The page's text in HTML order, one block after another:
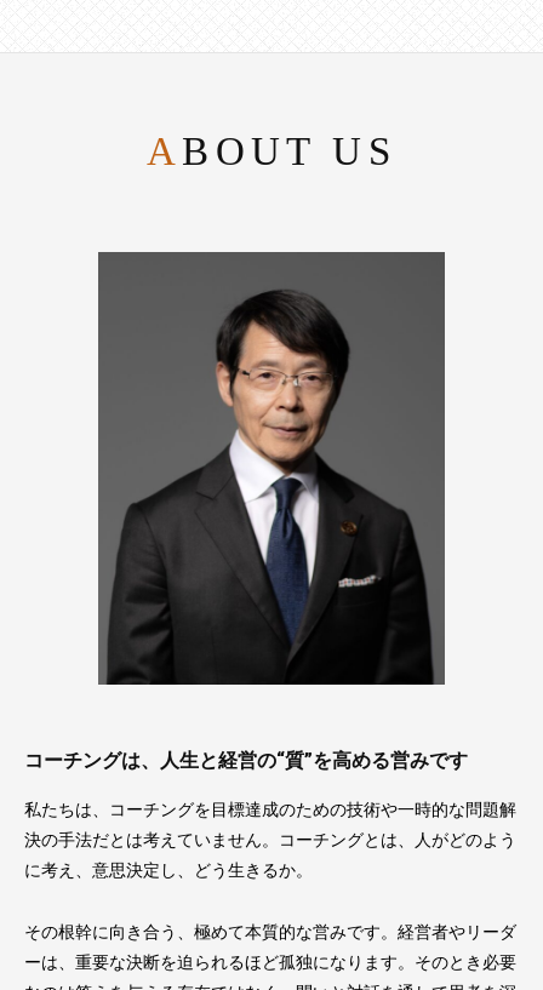
ABOUT US
コーチングは、人生と経営の“質”を高める営みです
私たちは、コーチングを目標達成のための技術や一時的な問題解
決の手法だとは考えていません。コーチングとは、人がどのよう
に考え、意思決定し、どう生きるか。
その根幹に向き合う、極めて本質的な営みです。経営者やリーダ
ーは、重要な決断を迫られるほど孤独になります。そのとき必要